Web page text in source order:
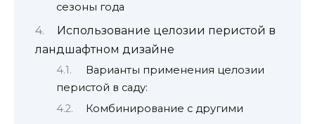
сезоны года
Использование целозии перистой в
ландшафтном дизайне
Варианты применения целозии
перистой в саду:
Комбинирование с другими